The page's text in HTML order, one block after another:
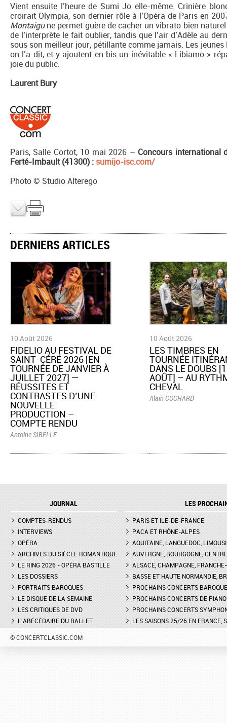
Vient ensuite l’heure de Sumi Jo elle-même. Crinière
croirait Olympia, son dernier rôle à l’Opéra de Paris en
Montaigune permet guère de cacher un vibrato bien
de l’interprète le fait oublier, tandis que l’air d’Adèle au
sous son meilleur jour, pétillante comme jamais. Les
on l’a dit, et y ajoutent en bis un inévitable « Libiamo »
joie du public.
Laurent Bury
Paris, Salle Cortot, 10 mai 2026 – Concours international
Ferté-Imbault (41300) : sumijo-isc.com/
Photo © Studio Alterego
DERNIERS ARTICLES
10 Août 2026
FIDELIO AU FESTIVAL DE
SAINT-CÉRÉ 2026 [EN
TOURNÉE DE JANVIER À
JUILLET 2027] —
RÉUSSITES ET
CONTRASTES D’UNE
NOUVELLE
PRODUCTION –
COMPTE RENDU
Antoine SIBELLE
10 Août 2026
​LES TIMBRES EN
TOURNÉE
DANS LE DOUBS
AOÛT] – AU
CHEVAL
Alain COCHARD
JOURNAL
COMPTES-RENDUS
INTERVIEWS
OPÉRA
ARCHIVES DU SIÈCLE ROMANTIQUE
LE RING 2026 - OPÉRA BASTILLE
LES DOSSIERS
PORTRAITS BAROQUES
LE DISQUE DE LA SEMAINE
LES CRITIQUES DE DVD
L'ABÉCÉDAIRE DU BALLET
LES
PARIS ET ILE-DE-FRANCE
PACA ET RHÔNE-ALPES
AQUITAINE, LANGUEDOC,
AUVERGNE, BOURGOGNE, CENTRE
ALSACE, CHAMPAGNE,
BASSE ET HAUTE NORMANDIE,
PROCHAINS CONCERTS
PROCHAINS CONCERTS DE PIANO
PROCHAINS CONCERTS
LES SAISONS 25/26 EN FRANCE,
© CONCERTCLASSIC.COM